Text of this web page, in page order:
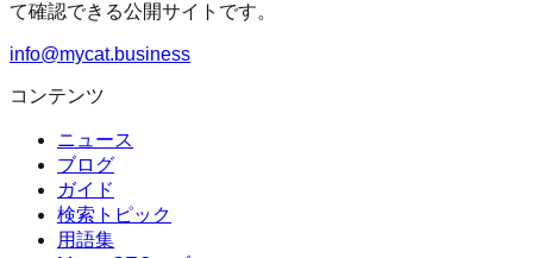
て確認できる公開サイトです。
info@mycat.business
コンテンツ
ニュース
ブログ
ガイド
検索トピック
用語集